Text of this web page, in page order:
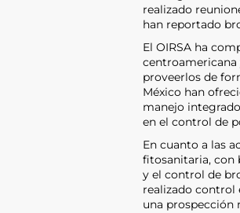
realizado
han reportado
El OIRSA ha
centroamericana
proveerlos de
México han
manejo
en el control de
En cuanto a las
fitosanitaria, con
y el control de
realizado control
una prospección